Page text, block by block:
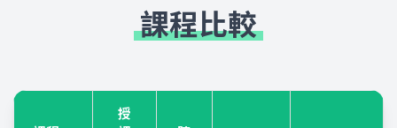
課程比較
授